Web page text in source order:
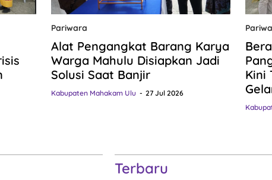
Pariwara
Alat Pengangkat Barang Karya
Warga Mahulu Disiapkan Jadi
Solusi Saat Banjir
Kabupaten Mahakam Ulu 27 Jul 2026
Kini
Terbaru